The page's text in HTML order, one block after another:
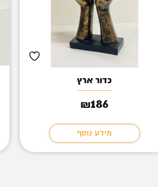
כדור ארץ
₪186
מידע נוסף